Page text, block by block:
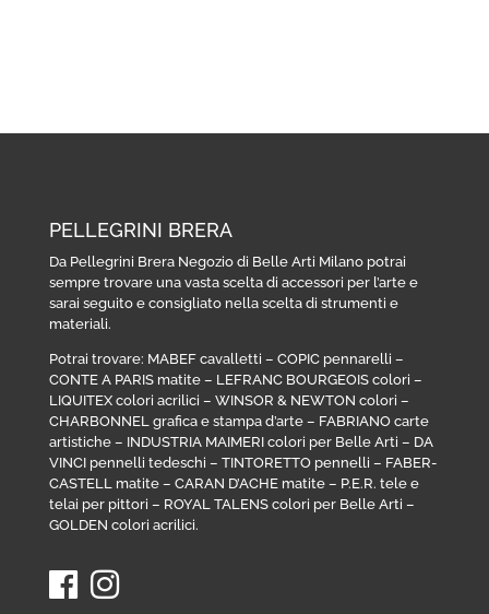
PELLEGRINI BRERA
Da Pellegrini Brera Negozio di Belle Arti Milano potrai
sempre trovare una vasta scelta di accessori per l’arte e
sarai seguito e consigliato nella scelta di strumenti e
materiali.
Potrai trovare: MABEF cavalletti – COPIC pennarelli –
CONTE A PARIS matite– LEFRANC BOURGEOIS colori –
LIQUITEX colori acrilici – WINSOR & NEWTON colori –
CHARBONNEL grafica e stampa d’arte– FABRIANO carte
artistiche– INDUSTRIA MAIMERI colori per Belle Arti – DA
VINCI pennelli tedeschi – TINTORETTO pennelli – FABER-
CASTELL matite– CARAN D’ACHE matite– P.E.R. tele e
telai per pittori – ROYAL TALENS colori per Belle Arti –
GOLDEN colori acrilici.